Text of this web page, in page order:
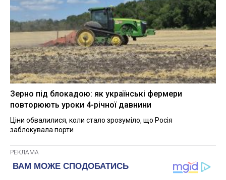
Зерно під блокадою: як українські фермери
повторюють уроки 4-річної давнини
Ціни обвалилися, коли стало зрозуміло, що Росія
заблокувала порти